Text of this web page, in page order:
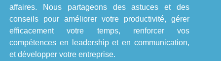
affaires. Nous partageons des astuces et des
conseils pour améliorer votre productivité, gérer
efficacement votre temps, renforcer vos
compétences en leadership et en communication,
et développer votre entreprise.